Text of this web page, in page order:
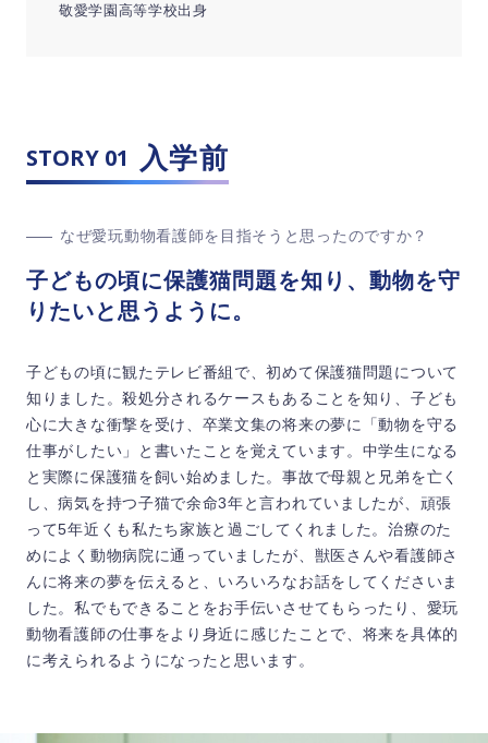
敬愛学園高等学校出身
STORY 01 入学前
なぜ愛玩動物看護師を目指そうと思ったのですか？
子どもの頃に保護猫問題を知り、動物を守
りたいと思うように。
子どもの頃に観たテレビ番組で、初めて保護猫問題について
知りました。殺処分されるケースもあることを知り、子ども
心に大きな衝撃を受け、卒業文集の将来の夢に「動物を守る
仕事がしたい」と書いたことを覚えています。中学生になる
と実際に保護猫を飼い始めました。事故で母親と兄弟を亡く
し、病気を持つ子猫で余命3年と言われていましたが、頑張
って5年近くも私たち家族と過ごしてくれました。治療のた
めによく動物病院に通っていましたが、獣医さんや看護師さ
んに将来の夢を伝えると、いろいろなお話をしてくださいま
した。私でもできることをお手伝いさせてもらったり、愛玩
動物看護師の仕事をより身近に感じたことで、将来を具体的
に考えられるようになったと思います。